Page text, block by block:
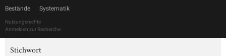
Bestände Systematik
Nutzungsrechte
Anmelden zur Recherche
Stichwort